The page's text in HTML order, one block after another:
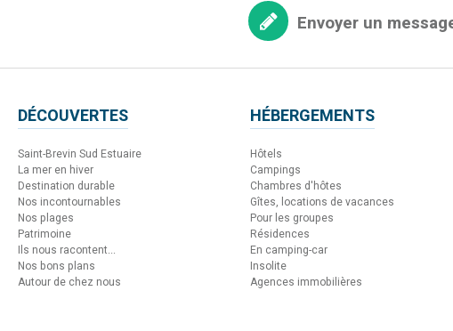
Envoyer un
DÉCOUVERTES
Saint-Brevin Sud Estuaire
La mer en hiver
Destination durable
Nos incontournables
Nos plages
Patrimoine
Ils nous racontent...
Nos bons plans
Autour de chez nous
HÉBERGEMENTS
Hôtels
Campings
Chambres d'hôtes
Gîtes, locations de vacances
Pour les groupes
Résidences
En camping-car
Insolite
Agences immobilières